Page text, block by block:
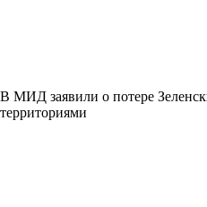
В МИД заявили о потере
территориями